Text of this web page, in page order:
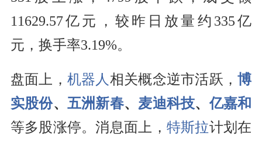
11629.57亿元，较昨日放量约335亿
元，换手率3.19%。
盘面上， 机器人相关概念逆市活跃，博
实股份、 五洲新春、 麦迪科技、亿嘉和
等多股涨停。消息面上， 特斯拉计划在